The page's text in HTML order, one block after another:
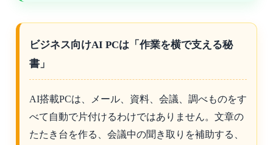
ビジネス向けAI PCは「作業を横で支える秘
書」
AI搭載PCは、メール、資料、会議、調べものをす
べて自動で片付けるわけではありません。文章の
たたき台を作る、会議中の聞き取りを補助する、